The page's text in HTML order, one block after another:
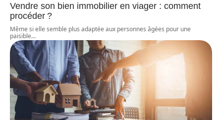
Vendre son bien immobilier en viager : comment
procéder ?
Même si elle semble plus adaptée aux personnes âgées pour une
paisible…